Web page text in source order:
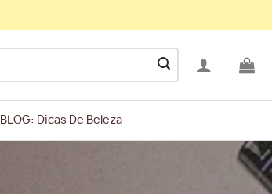
BLOG: Dicas De Beleza